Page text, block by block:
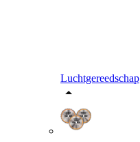
Luchtgereedschap